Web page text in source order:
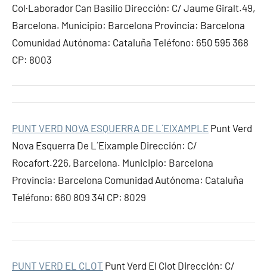
Col·Laborador Can Basilio Dirección: C/ Jaume Giralt.49,
Barcelona. Municipio: Barcelona Provincia: Barcelona
Comunidad Autónoma: Cataluña Teléfono: 650 595 368
CP: 8003
PUNT VERD NOVA ESQUERRA DE L´EIXAMPLE Punt Verd
Nova Esquerra De L´Eixample Dirección: C/
Rocafort.226, Barcelona. Municipio: Barcelona
Provincia: Barcelona Comunidad Autónoma: Cataluña
Teléfono: 660 809 341 CP: 8029
PUNT VERD EL CLOT Punt Verd El Clot Dirección: C/